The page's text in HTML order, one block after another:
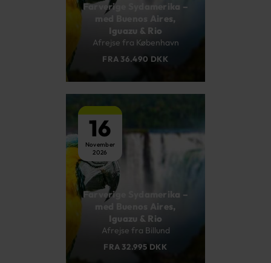
Farverige Sydamerika –
med Buenos Aires,
Iguazu & Rio
Afrejse fra København
FRA 36.490 DKK
16
November
2026
Farverige Sydamerika –
med Buenos Aires,
Iguazu & Rio
Afrejse fra Billund
FRA 32.995 DKK